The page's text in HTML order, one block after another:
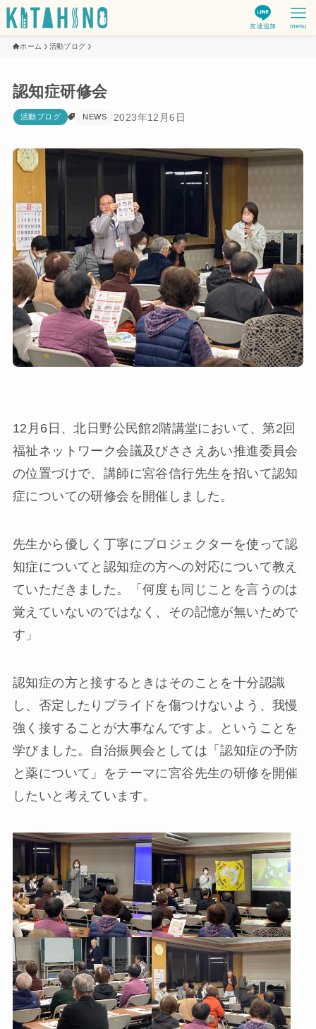
友達追加 menu
ホーム 活動ブログ
認知症研修会
活動ブログ NEWS 2023年12月6日
12月6日、北日野公民館2階講堂において、第2回
福祉ネットワーク会議及びささえあい推進委員会
の位置づけで、講師に宮谷信行先生を招いて認知
症についての研修会を開催しました。
先生から優しく丁寧にプロジェクターを使って認
知症についてと認知症の方への対応について教え
ていただきました。「何度も同じことを言うのは
覚えていないのではなく、その記憶が無いためで
す」
認知症の方と接するときはそのことを十分認識
し、否定したりプライドを傷つけないよう、我慢
強く接することが大事なんですよ。ということを
学びました。自治振興会としては「認知症の予防
と薬について」をテーマに宮谷先生の研修を開催
したいと考えています。